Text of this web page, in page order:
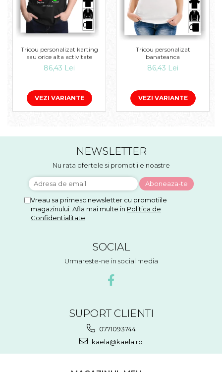
Tricou personalizat karting
sau orice alta activitate
86,43 Lei
VEZI VARIANTE
Tricou personalizat
banateanca
86,43 Lei
VEZI VARIANTE
NEWSLETTER
Nu rata ofertele si promotiile noastre
Vreau sa primesc newsletter cu promotiile
magazinului. Afla mai multe in Politica de
Confidentialitate
SOCIAL
Urmareste-ne in social media
SUPORT CLIENTI
0771093744
kaela@kaela.ro